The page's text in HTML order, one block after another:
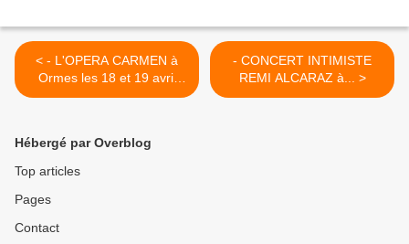
< - L'OPERA CARMEN à
Ormes les 18 et 19 avril
2015...
- CONCERT INTIMISTE
REMI ALCARAZ à... >
Hébergé par Overblog
Top articles
Pages
Contact